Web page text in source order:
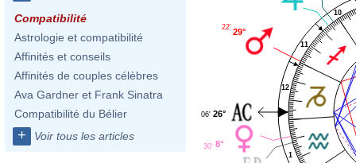
Compatibilité
Astrologie et compatibilité
Affinités et conseils
Affinités de couples célèbres
Ava Gardner et Frank Sinatra
Compatibilité du Bélier
+ Voir tous les articles
1
10
11
12
29°
22'
26°
06'
8°
30'